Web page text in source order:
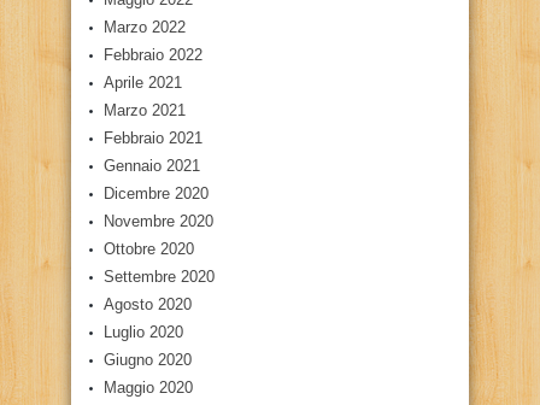
Marzo 2022
Febbraio 2022
Aprile 2021
Marzo 2021
Febbraio 2021
Gennaio 2021
Dicembre 2020
Novembre 2020
Ottobre 2020
Settembre 2020
Agosto 2020
Luglio 2020
Giugno 2020
Maggio 2020